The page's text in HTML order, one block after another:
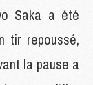
Saka a été
tir repoussé,
la pause a